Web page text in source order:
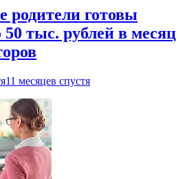
родители готовы
50 тыс. рублей в месяц
11 месяцев спустя